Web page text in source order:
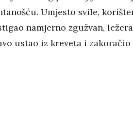
Umjesto svile,
namjerno zgužvan,
ustao iz kreveta i zakoračio